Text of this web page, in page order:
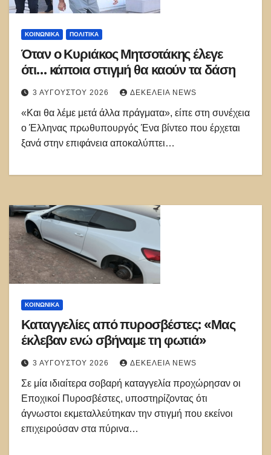
ΚΟΙΝΩΝΙΚΑ ΠΟΛΙΤΙΚΑ
Όταν ο Κυριάκος Μητσοτάκης έλεγε
ότι… κάποια στιγμή θα καούν τα δάση
3 ΑΥΓΟΎΣΤΟΥ 2026 ΔΕΚΈΛΕΙΑ NEWS
«Και θα λέμε μετά άλλα πράγματα», είπε στη συνέχεια
ο Έλληνας πρωθυπουργός Ένα βίντεο που έρχεται
ξανά στην επιφάνεια αποκαλύπτει…
ΚΟΙΝΩΝΙΚΑ
Καταγγελίες από πυροσβέστες: «Μας
έκλεβαν ενώ σβήναμε τη φωτιά»
3 ΑΥΓΟΎΣΤΟΥ 2026 ΔΕΚΈΛΕΙΑ NEWS
Σε μία ιδιαίτερα σοβαρή καταγγελία προχώρησαν οι
Εποχικοί Πυροσβέστες, υποστηρίζοντας ότι
άγνωστοι εκμεταλλεύτηκαν την στιγμή που εκείνοι
επιχειρούσαν στα πύρινα…